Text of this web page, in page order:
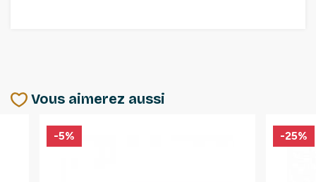
Vous aimerez aussi
-5% -25%